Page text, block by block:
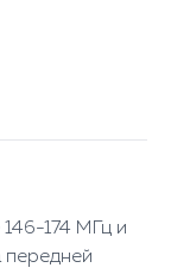
174 МГц и
передней